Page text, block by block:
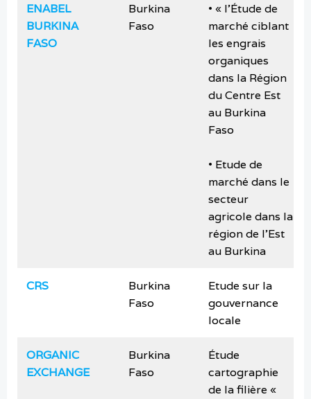
ENABEL
BURKINA
FASO
Burkina
Faso
• « l’Étude de
marché ciblant
les engrais
organiques
dans la Région
du Centre Est
au Burkina
Faso
• Etude de
marché dans le
secteur
agricole dans la
région de l’Est
au Burkina
CRS
Burkina
Faso
Etude sur la
gouvernance
locale
ORGANIC
EXCHANGE
Burkina
Faso
Étude
cartographie
de la filière «